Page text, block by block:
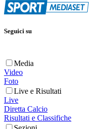
Seguici su
Media
Video
Foto
Live e Risultati
Live
Diretta Calcio
Risultati e Classifiche